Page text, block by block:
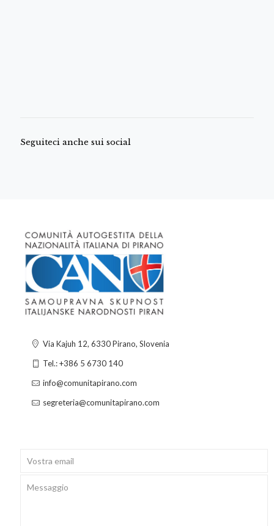
Seguiteci anche sui social
Via Kajuh 12, 6330 Pirano, Slovenia
Tel.: +386 5 6730 140
info@comunitapirano.com
segreteria@comunitapirano.com